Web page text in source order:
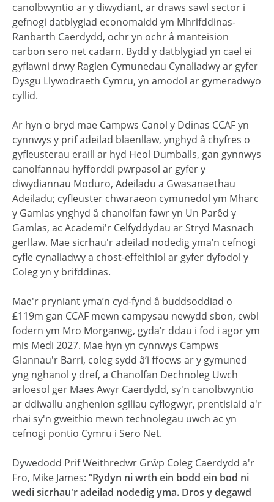
canolbwyntio ar y diwydiant, ar draws sawl sector i
gefnogi datblygiad economaidd ym Mhrifddinas-
Ranbarth Caerdydd, ochr yn ochr â manteision
carbon sero net cadarn. Bydd y datblygiad yn cael ei
gyflawni drwy Raglen Cymunedau Cynaliadwy ar gyfer
Dysgu Llywodraeth Cymru, yn amodol ar gymeradwyo
cyllid.
Ar hyn o bryd mae Campws Canol y Ddinas CCAF yn
cynnwys y prif adeilad blaenllaw, ynghyd â chyfres o
gyfleusterau eraill ar hyd Heol Dumballs, gan gynnwys
canolfannau hyfforddi pwrpasol ar gyfer y
diwydiannau Moduro, Adeiladu a Gwasanaethau
Adeiladu; cyfleuster chwaraeon cymunedol ym Mharc
y Gamlas ynghyd â chanolfan fawr yn Un Parêd y
Gamlas, ac Academi'r Celfyddydau ar Stryd Masnach
gerllaw. Mae sicrhau'r adeilad nodedig yma’n cefnogi
cyfle cynaliadwy a chost-effeithiol ar gyfer dyfodol y
Coleg yn y brifddinas.
Mae'r pryniant yma’n cyd-fynd â buddsoddiad o
£119m gan CCAF mewn campysau newydd sbon, cwbl
fodern ym Mro Morganwg, gyda’r ddau i fod i agor ym
mis Medi 2027. Mae hyn yn cynnwys Campws
Glannau'r Barri, coleg sydd â’i ffocws ar y gymuned
yng nghanol y dref, a Chanolfan Dechnoleg Uwch
arloesol ger Maes Awyr Caerdydd, sy'n canolbwyntio
ar ddiwallu anghenion sgiliau cyflogwyr, prentisiaid a'r
rhai sy'n gweithio mewn technolegau uwch ac yn
cefnogi pontio Cymru i Sero Net.
Dywedodd Prif Weithredwr Grŵp Coleg Caerdydd a'r
Fro, Mike James: “Rydyn ni wrth ein bodd ein bod ni
wedi sicrhau'r adeilad nodedig yma. Dros y degawd